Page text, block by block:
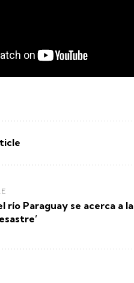
río Paraguay se acerca a la